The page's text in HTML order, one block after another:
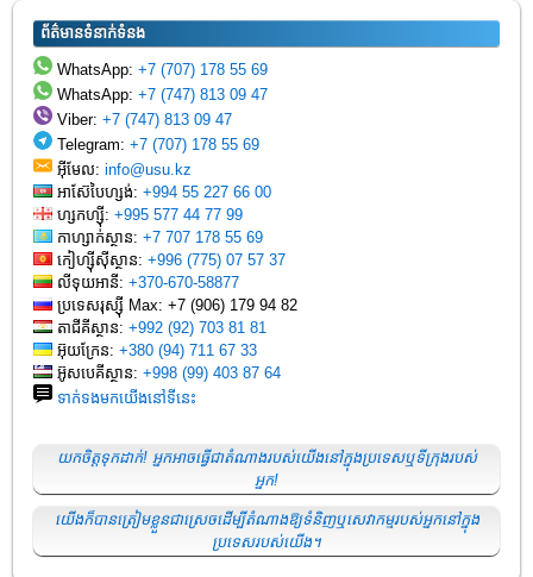
ព័ត៌មានទំនាក់ទំនង
WhatsApp:+7 (707) 178 55 69
WhatsApp:+7 (747) 813 09 47
Viber:+7 (747) 813 09 47
Telegram:+7 (707) 178 55 69
អ៊ីមែល:info@usu.kz
អាស៊ែបៃហ្សង់:+994 55 227 66 00
ហ្សកហ្ស៊ី:+995 577 44 77 99
កាហ្សាក់ស្ថាន:+7 707 178 55 69
កៀហ្ស៊ីស៊ីស្ថាន:+996 (775) 07 57 37
លីទុយអានី:+370-670-58877
ប្រទេស​រុស្ស៊ី Max: +7 (906) 179 94 82
តាជីគីស្ថាន:+992 (92) 703 81 81
អ៊ុយក្រែន:+380 (94) 711 67 33
អ៊ូសបេគីស្ថាន:+998 (99) 403 87 64
ទាក់ទងមកយើងនៅទីនេះ
យកចិត្តទុកដាក់! អ្នកអាចធ្វើជាតំណាងរបស់យើងនៅក្នុងប្រទេសឬទីក្រុងរបស់
អ្នក!
យើងក៏បានត្រៀមខ្លួនជាស្រេចដើម្បីតំណាងឱ្យទំនិញឬសេវាកម្មរបស់អ្នកនៅក្នុង
ប្រទេសរបស់យើង។